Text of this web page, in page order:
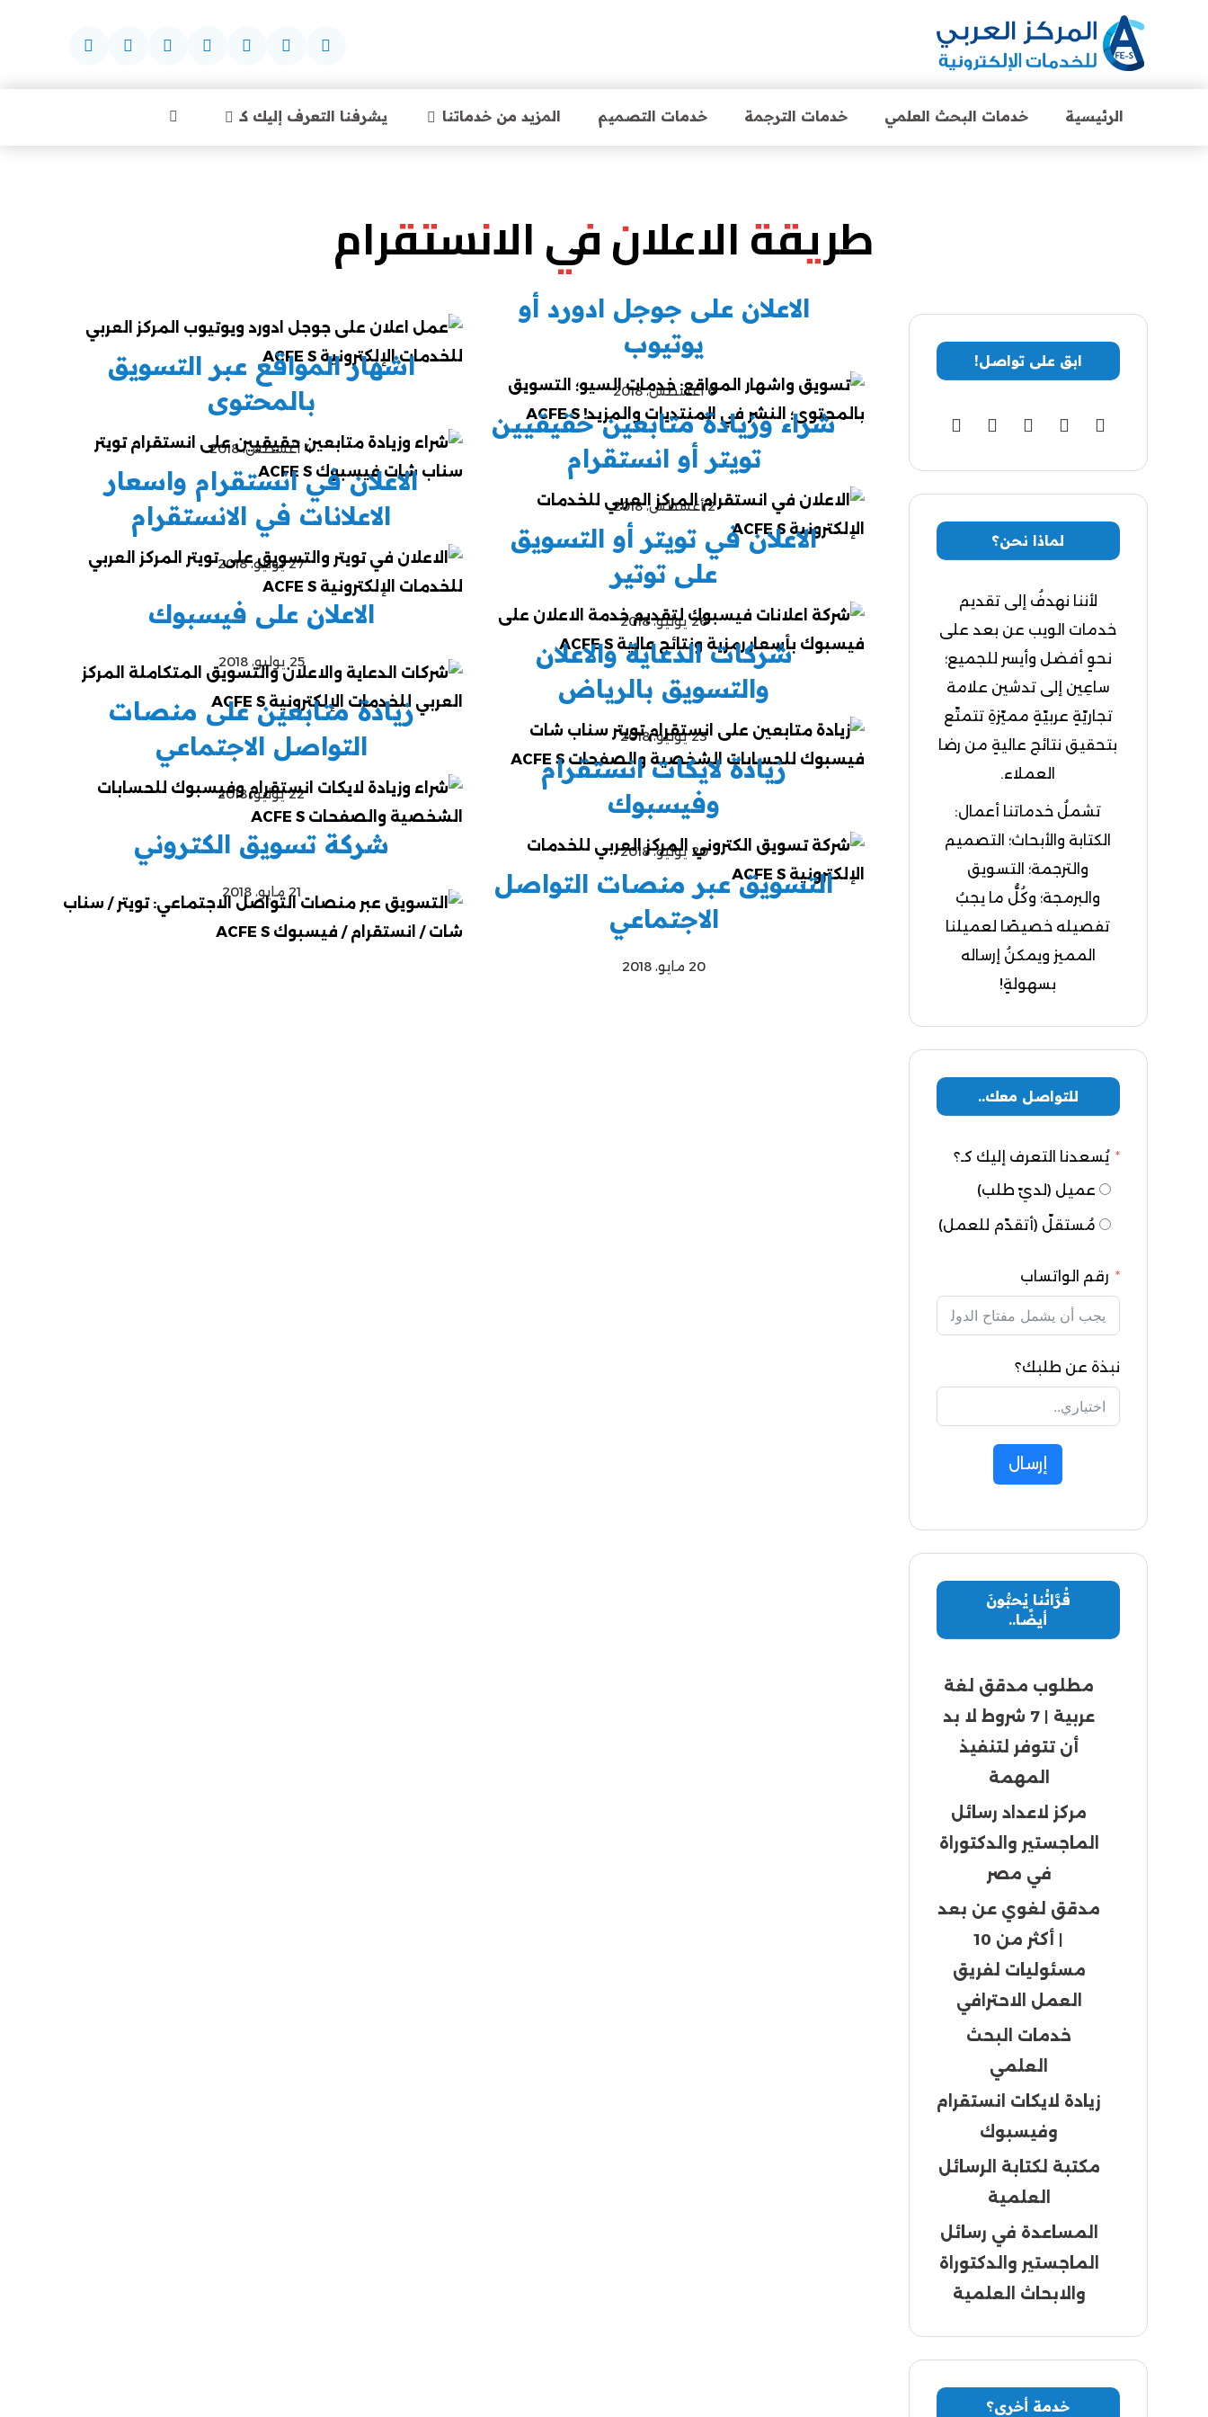
الرئيسية خدمات البحث العلمي خدمات الترجمة خدمات التصميم المزيد من خدماتنا يشرفنا التعرف إليك كـ
طريقة الاعلان في الانستقرام
الاعلان على جوجل ادورد أو
يوتيوب
6 أغسطس، 2018
اشهار المواقع عبر التسويق
بالمحتوى
4 أغسطس، 2018
شراء وزيادة متابعين حقيقيين
تويتر أو انستقرام
2 أغسطس، 2018
الاعلان في انستقرام واسعار
الاعلانات في الانستقرام
27 يوليو، 2018
الاعلان في تويتر أو التسويق
على توتير
26 يوليو، 2018 الاعلان على فيسبوك
25 يوليو، 2018
شركات الدعاية والاعلان
والتسويق بالرياض
23 يوليو، 2018
زيادة متابعين على منصات
التواصل الاجتماعي
22 يوليو، 2018
زيادة لايكات انستقرام
وفيسبوك
20 يوليو، 2018 شركة تسويق الكتروني
21 مايو، 2018
التسويق عبر منصات التواصل
الاجتماعي
20 مايو، 2018
ابق على تواصل!
لماذا نحن؟
لأننا نهدفُ إلى تقديم
خدمات الويب عن بعد على
نحوٍ أفضل وأيسر للجميع؛
ساعِين إلى تدشين علامة
تجاريّةٍ عربيّةٍ مميّزةِ تتمتّع
بتحقيق نتائج عاليةٍ من رضا
العملاء.
تشملُ خدماتنا أعمال:
الكتابة والأبحاث؛ التصميم
والترجمة؛ التسويق
والبرمجة؛ وكُلُّ ما يجبُ
تفصيله خصيصًا لعميلنا
المميز ويمكنُ إرساله
بسهولةٍ!
للتواصل معك..
يُسعدنا التعرف إليك كـ؟
عميل (لديّ طلب)
مُستقلّ (أتقدّم للعمل)
رقم الواتساب
نبذة عن طلبك؟
إرسال
قُرَّائُنا يُحبُّونَ
أيضًا..
مطلوب مدقق لغة
عربية | 7 شروط لا بد
أن تتوفر لتنفيذ
المهمة
مركز لاعداد رسائل
الماجستير والدكتوراة
في مصر
مدقق لغوي عن بعد
| أكثر من 10
مسئوليات لفريق
العمل الاحترافي
خدمات البحث
العلمي
زيادة لايكات انستقرام
وفيسبوك
مكتبة لكتابة الرسائل
العلمية
المساعدة في رسائل
الماجستير والدكتوراة
والابحاث العلمية
خدمة أخرى؟